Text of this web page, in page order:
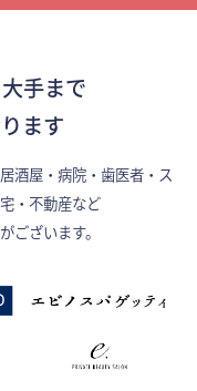
手まで
ます
酒屋・病院・歯医者・ス
・不動産など
ございます。